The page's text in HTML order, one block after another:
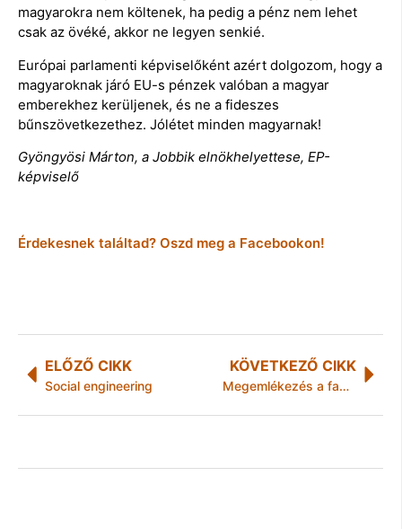
magyarokra nem költenek, ha pedig a pénz nem lehet
csak az övéké, akkor ne legyen senkié.
Európai parlamenti képviselőként azért dolgozom, hogy a
magyaroknak járó EU-s pénzek valóban a magyar
emberekhez kerüljenek, és ne a fideszes
bűnszövetkezethez. Jólétet minden magyarnak!
Gyöngyösi Márton, a Jobbik elnökhelyettese, EP-
képviselő
Érdekesnek találtad? Oszd meg a Facebookon!
ELŐZŐ CIKK
Social engineering
KÖVETKEZŐ CIKK
Megemlékezés a fagyhalál áldozatairól